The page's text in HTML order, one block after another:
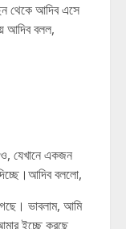
থেকে আদিব এসে
আদিব বলল,
যেখানে একজন
দিচ্ছে।আদিব বললো,
ভাবলাম, আমি
ইচ্ছে করছে